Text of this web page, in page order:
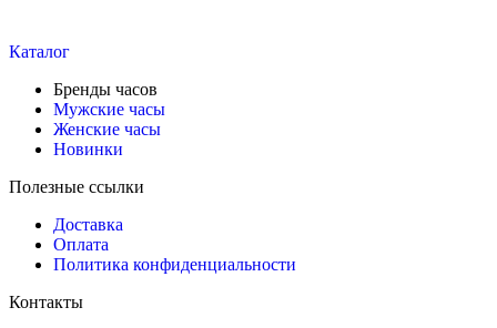
Каталог
Бренды часов
Мужские часы
Женские часы
Новинки
Полезные ссылки
Доставка
Оплата
Политика конфиденциальности
Контакты